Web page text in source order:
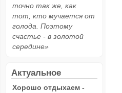
точно так же, как
тот, кто мучается от
голода. Поэтому
счастье - в золотой
середине»
Актуальное
Хорошо отдыхаем -